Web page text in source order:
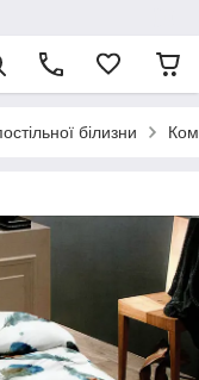
білизни